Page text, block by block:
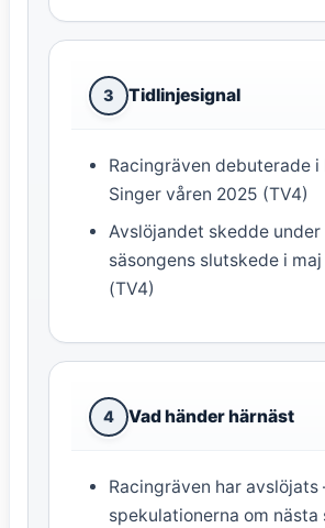
3 Tidlinjesignal
Racingräven debuterade i
Singer våren 2025 (TV4)
Avslöjandet skedde under
säsongens slutskede i
(TV4)
4 Vad händer härnäst
Racingräven har avslöjats
spekulationerna om nästa